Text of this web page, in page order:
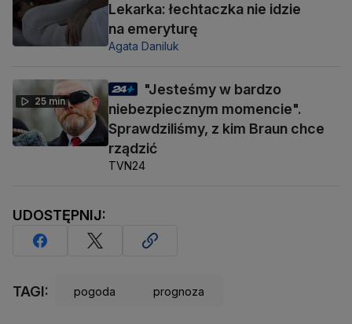
Lekarka: łechtaczka nie idzie
na emeryturę
Agata Daniluk
25 min
"Jesteśmy w bardzo
niebezpiecznym momencie".
Sprawdziliśmy, z kim Braun chce
rządzić
TVN24
UDOSTĘPNIJ:
TAGI: pogoda prognoza